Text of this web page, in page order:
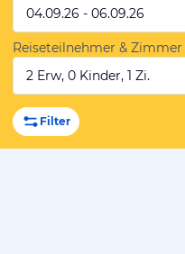
04.09.26 - 06.09.26
Reiseteilnehmer & Zimmer
2 Erw, 0 Kinder, 1 Zi.
Filter